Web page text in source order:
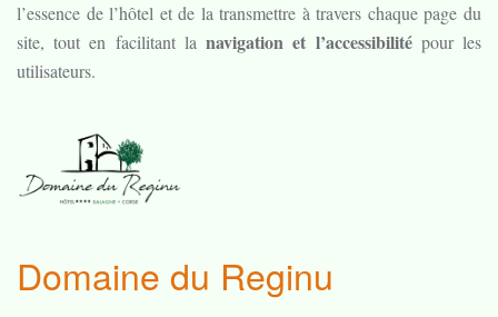
l’essence de l’hôtel et de la transmettre à travers chaque page du
site, tout en facilitant lanavigation et l’accessibilitépour les
utilisateurs.
Domaine du Reginu